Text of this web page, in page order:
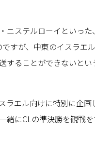
ニステルローイといっ
すが、中東のイスラエ
することができないとい
ラエル向けに特別に企画
緒にCLの準決勝を観戦